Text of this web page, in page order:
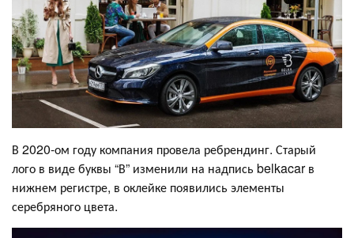
В 2020-ом году компания провела ребрендинг. Старый
лого в виде буквы “В” изменили на надпись belkacar в
нижнем регистре, в оклейке появились элементы
серебряного цвета.